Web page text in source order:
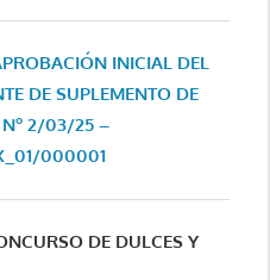
INICIAL DEL
DE SUPLEMENTO DE
Nº 2/03/25 –
000001
DE DULCES Y